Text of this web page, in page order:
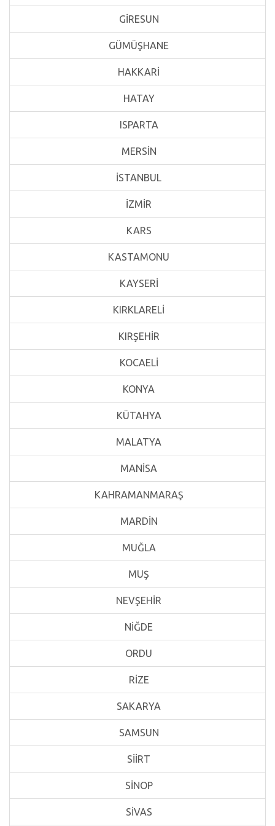
GİRESUN
GÜMÜŞHANE
HAKKARİ
HATAY
ISPARTA
MERSİN
İSTANBUL
İZMİR
KARS
KASTAMONU
KAYSERİ
KIRKLARELİ
KIRŞEHİR
KOCAELİ
KONYA
KÜTAHYA
MALATYA
MANİSA
KAHRAMANMARAŞ
MARDİN
MUĞLA
MUŞ
NEVŞEHİR
NİĞDE
ORDU
RİZE
SAKARYA
SAMSUN
SİİRT
SİNOP
SİVAS